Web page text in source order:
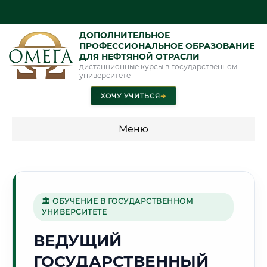
ДОПОЛНИТЕЛЬНОЕ
ПРОФЕССИОНАЛЬНОЕ ОБРАЗОВАНИЕ
ДЛЯ НЕФТЯНОЙ ОТРАСЛИ
дистанционные курсы в государственном
университете
ХОЧУ УЧИТЬСЯ➜
Меню
Г. КУРСК
🏛 ОБУЧЕНИЕ В ГОСУДАРСТВЕННОМ
УНИВЕРСИТЕТЕ
ВЕДУЩИЙ
ГОСУДАРСТВЕННЫЙ